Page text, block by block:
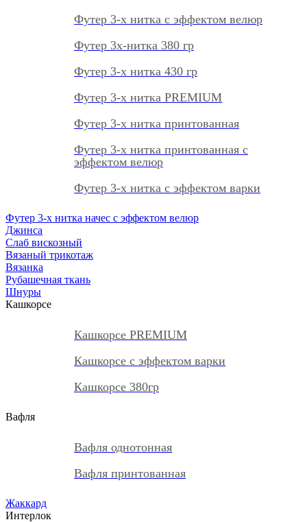
Футер 3-х нитка с эффектом велюр
Футер 3х-нитка 380 гр
Футер 3-х нитка 430 гр
Футер 3-х нитка PREMIUM
Футер 3-х нитка принтованная
Футер 3-х нитка принтованная с
эффектом велюр
Футер 3-х нитка с эффектом варки
Футер 3-х нитка начес с эффектом велюр
Джинса
Слаб вискозный
Вязаный трикотаж
Вязанка
Рубашечная ткань
Шнуры
Кашкорсе
Кашкорсе PREMIUM
Кашкорсе с эффектом варки
Кашкорсе 380гр
Вафля
Вафля однотонная
Вафля принтованная
Жаккард
Интерлок